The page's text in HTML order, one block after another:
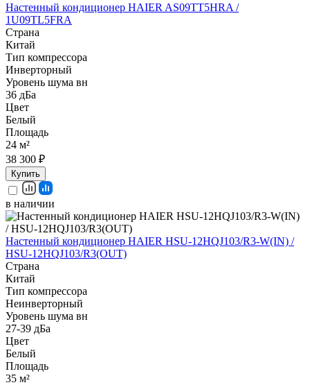
Настенный кондиционер HAIER AS09TT5HRA /
1U09TL5FRA
Страна
Китай
Тип компрессора
Инверторный
Уровень шума вн
36 дБа
Цвет
Белый
Площадь
24 м²
38 300 ₽
Купить
в наличии
Настенный кондиционер HAIER HSU-12HQJ103/R3-W(IN) /
HSU-12HQJ103/R3(OUT)
Страна
Китай
Тип компрессора
Неинверторный
Уровень шума вн
27-39 дБа
Цвет
Белый
Площадь
35 м²